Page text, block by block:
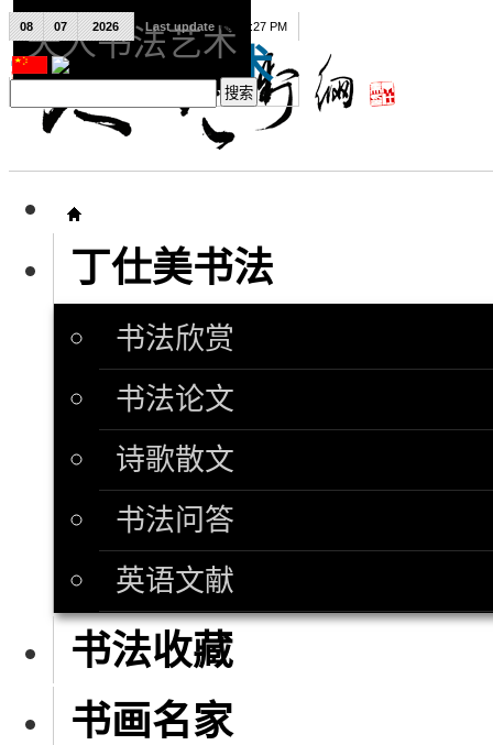
天人书法艺术
丁仕美书法
书法欣赏
书法论文
诗歌散文
书法问答
英语文献
书法收藏
书画名家
08 07 2026 Last update 08:15:27 PM
天人书法艺术